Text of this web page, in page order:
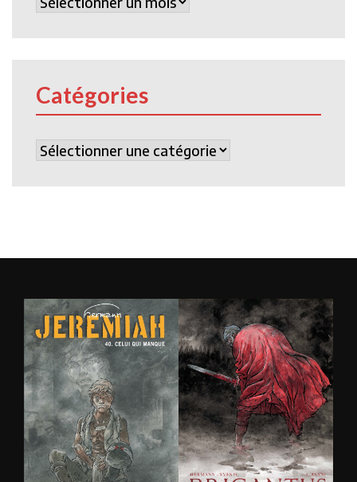
Catégories
Catégories